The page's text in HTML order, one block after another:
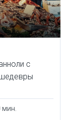
с
мин.